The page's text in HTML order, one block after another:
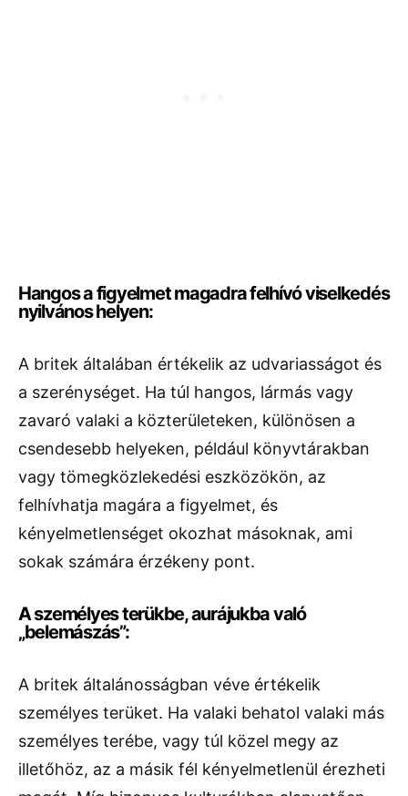
Hangos a figyelmet magadra felhívó viselkedés
nyilvános helyen:
A britek általában értékelik az udvariasságot és
a szerénységet. Ha túl hangos, lármás vagy
zavaró valaki a közterületeken, különösen a
csendesebb helyeken, például könyvtárakban
vagy tömegközlekedési eszközökön, az
felhívhatja magára a figyelmet, és
kényelmetlenséget okozhat másoknak, ami
sokak számára érzékeny pont.
A személyes terükbe, aurájukba való
„belemászás”:
A britek általánosságban véve értékelik
személyes terüket. Ha valaki behatol valaki más
személyes terébe, vagy túl közel megy az
illetőhöz, az a másik fél kényelmetlenül érezheti